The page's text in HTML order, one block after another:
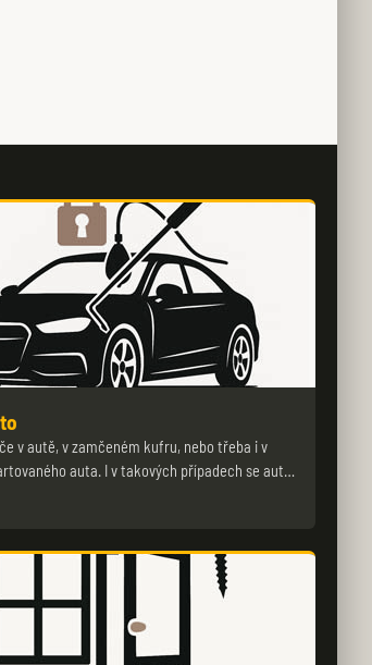
v autě, v zamčeném kufru, nebo třeba i v
auta. I v takových případech se aut…